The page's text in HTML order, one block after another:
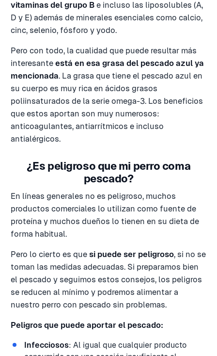
vitaminas del grupo B e incluso las liposolubles (A,
D y E) además de minerales esenciales como calcio,
cinc, selenio, fósforo y yodo.
Pero con todo, la cualidad que puede resultar más
interesante está en esa grasa del pescado azul ya
mencionada. La grasa que tiene el pescado azul en
su cuerpo es muy rica en ácidos grasos
poliinsaturados de la serie omega-3. Los beneficios
que estos aportan son muy numerosos:
anticoagulantes, antiarrítmicos e incluso
antialérgicos.
¿Es peligroso que mi perro coma
pescado?
En líneas generales no es peligroso, muchos
productos comerciales lo utilizan como fuente de
proteína y muchos dueños lo tienen en su dieta de
forma habitual.
Pero lo cierto es que si puede ser peligroso, si no se
toman las medidas adecuadas. Si preparamos bien
el pescado y seguimos estos consejos, los peligros
se reducen al mínimo y podremos alimentar a
nuestro perro con pescado sin problemas.
Peligros que puede aportar el pescado:
Infecciosos: Al igual que cualquier producto